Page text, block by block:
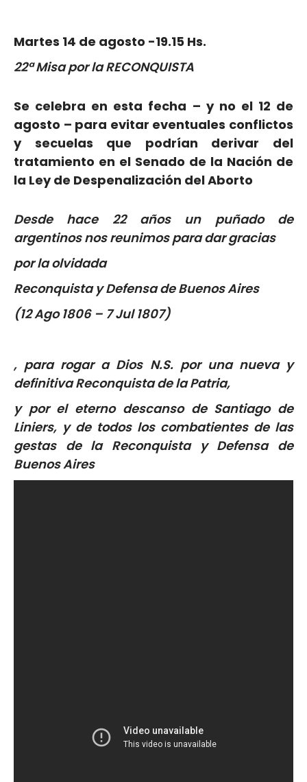
Martes 14 de agosto -19.15 Hs.
22ª Misa por la RECONQUISTA
Se celebra en esta fecha – y no el 12 de
agosto – para evitar eventuales conflictos
y secuelas que podrían derivar del
tratamiento en el Senado de la Nación de
la Ley de Despenalización del Aborto
Desde hace 22 años un puñado de
argentinos nos reunimos para dar gracias
por la olvidada
Reconquista y Defensa de Buenos Aires
(12 Ago 1806 – 7 Jul 1807)
, para rogar a Dios N.S. por una nueva y
definitiva Reconquista de la Patria,
y por el eterno descanso de Santiago de
Liniers, y de todos los combatientes de las
gestas de la Reconquista y Defensa de
Buenos Aires